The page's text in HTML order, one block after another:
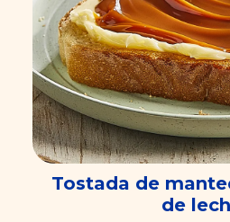
Tostada de
de